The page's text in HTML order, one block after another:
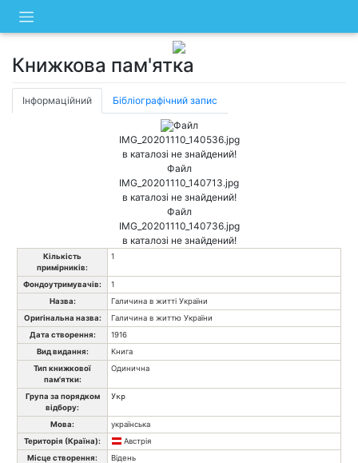
content
Книжкова пам'ятка
Інформаційний Бібліографічний запис
Файл
IMG_20201110_140536.jpg
в каталозі не знайдений!
Файл
IMG_20201110_140713.jpg
в каталозі не знайдений!
Файл
IMG_20201110_140736.jpg
в каталозі не знайдений!
Кількість
примірників:
1
Фондоутримувачів:
1
Назва:
Галичина в житті України
Оригінальна назва:
Галичина в життю України
Дата створення:
1916
Вид видання:
Книга
Тип книжкової
пам'ятки:
Одинична
Група за порядком
відбору:
Укр
Мова:
українська
Територія (Країна):
Австрія
Місце створення:
Відень